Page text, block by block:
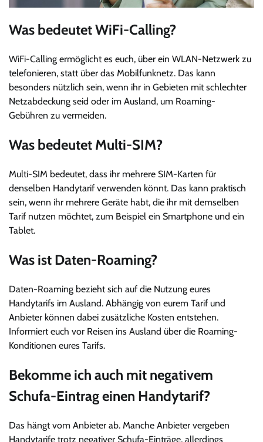
Was bedeutet WiFi-Calling?
WiFi-Calling ermöglicht es euch, über ein WLAN-Netzwerk zu
telefonieren, statt über das Mobilfunknetz. Das kann
besonders nützlich sein, wenn ihr in Gebieten mit schlechter
Netzabdeckung seid oder im Ausland, um Roaming-
Gebühren zu vermeiden.
Was bedeutet Multi-SIM?
Multi-SIM bedeutet, dass ihr mehrere SIM-Karten für
denselben Handytarif verwenden könnt. Das kann praktisch
sein, wenn ihr mehrere Geräte habt, die ihr mit demselben
Tarif nutzen möchtet, zum Beispiel ein Smartphone und ein
Tablet.
Was ist Daten-Roaming?
Daten-Roaming bezieht sich auf die Nutzung eures
Handytarifs im Ausland. Abhängig von eurem Tarif und
Anbieter können dabei zusätzliche Kosten entstehen.
Informiert euch vor Reisen ins Ausland über die Roaming-
Konditionen eures Tarifs.
Bekomme ich auch mit negativem
Schufa-Eintrag einen Handytarif?
Das hängt vom Anbieter ab. Manche Anbieter vergeben
Handytarife trotz negativer Schufa-Einträge, allerdings